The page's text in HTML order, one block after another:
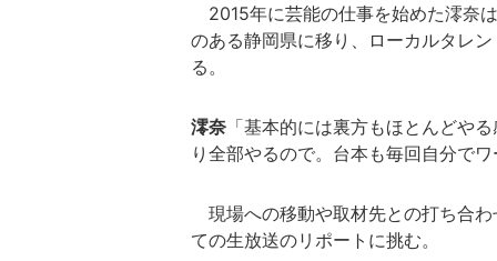
2015年に芸能の仕事を始めた澪奈
のある静岡県に移り、ローカルタレ
る。
澪奈 「基本的には裏方もほとんどや
り全部やるので。台本も毎回自分で
現場への移動や取材先との打ち合
ての生放送のリポートに挑む。